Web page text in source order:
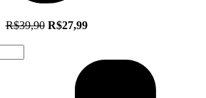
R$39,90 R$27,99